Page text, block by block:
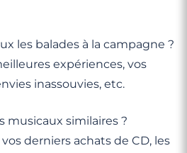
les balades à la campagne ?
expériences, vos
inassouvies, etc.
musicaux similaires ?
derniers achats de CD, les